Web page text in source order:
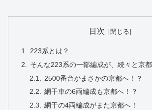
目次
223系とは？
そんな223系の一部編成が、続々と京
2500番台がまさかの京都へ！？
網干車の6両編成も京都へ！？
網干の4両編成がまた京都へ！